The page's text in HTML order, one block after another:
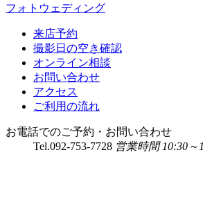
フォトウェディング
来店予約
撮影日の空き確認
オンライン相談
お問い合わせ
アクセス
ご利用の流れ
お電話でのご予約・お問い合わせ
Tel.092-753-7728 営業時間 10:30～